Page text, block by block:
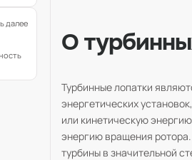
далее
О
Турбинные лопатки
энергетических
или кинетическую
энергию вращения
турбины в значительной